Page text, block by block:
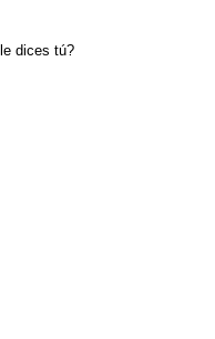
dices tú?